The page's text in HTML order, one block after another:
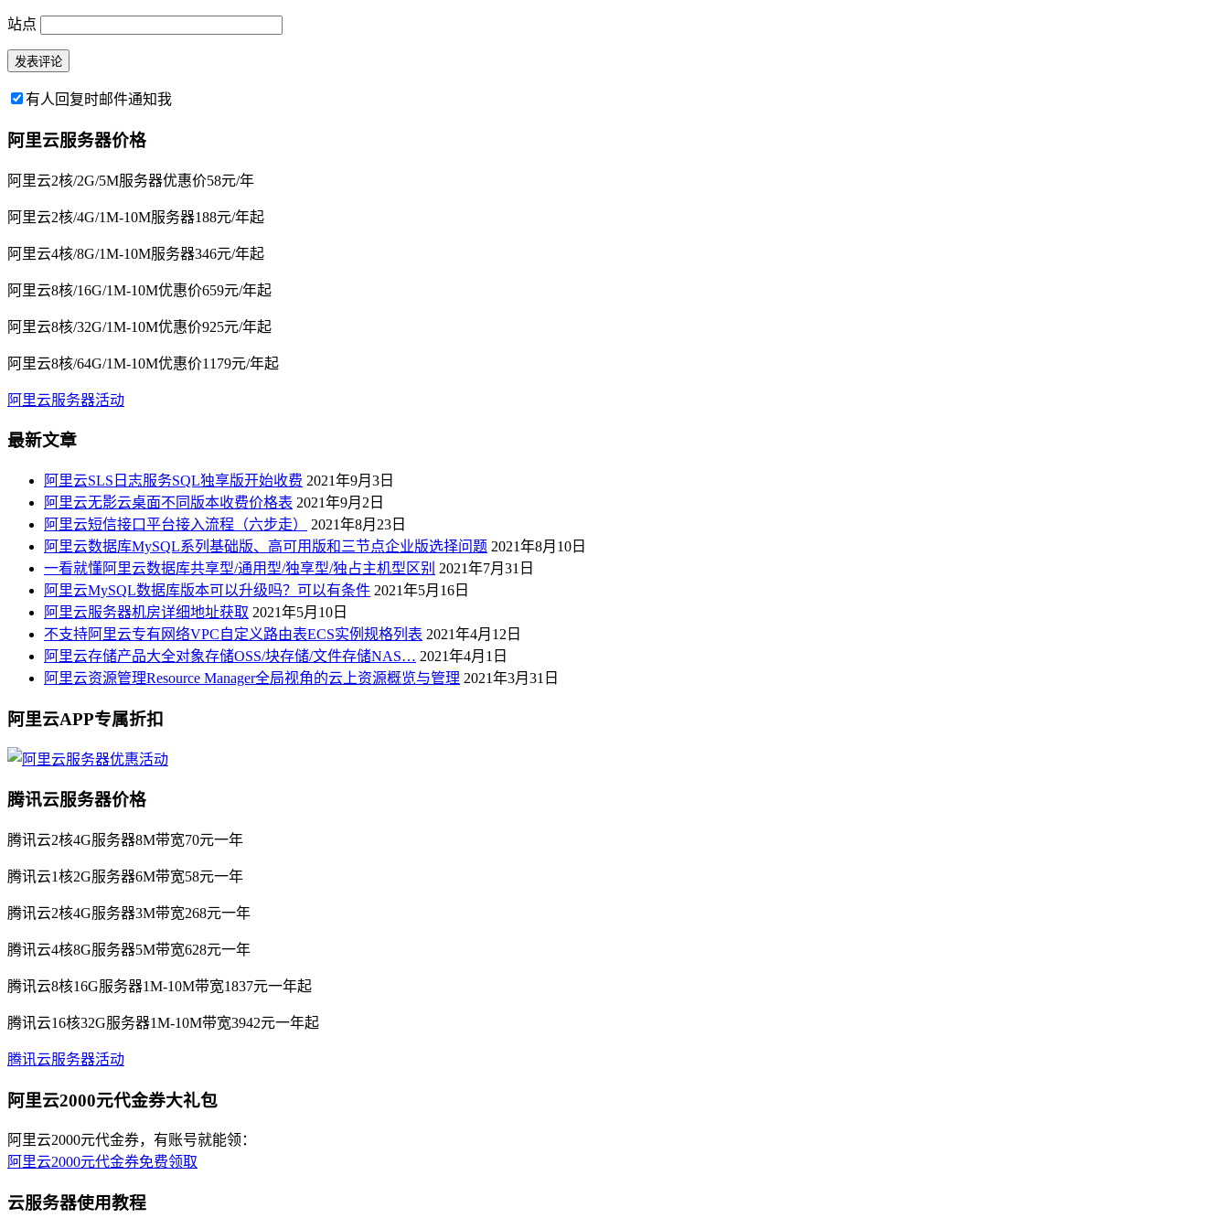
站点
有人回复时邮件通知我
阿里云服务器价格
阿里云2核/2G/5M服务器优惠价58元/年
阿里云2核/4G/1M-10M服务器188元/年起
阿里云4核/8G/1M-10M服务器346元/年起
阿里云8核/16G/1M-10M优惠价659元/年起
阿里云8核/32G/1M-10M优惠价925元/年起
阿里云8核/64G/1M-10M优惠价1179元/年起
阿里云服务器活动
最新文章
阿里云SLS日志服务SQL独享版开始收费 2021年9月3日
阿里云无影云桌面不同版本收费价格表 2021年9月2日
阿里云短信接口平台接入流程（六步走）
2021年8月23日
阿里云数据库MySQL系列基础版、高可用版和三节点企业版选择问题 2021年8月10日
一看就懂阿里云数据库共享型/通用型/独享型/独占主机型区别 2021年7月31日
阿里云MySQL数据库版本可以升级吗？可以有条件 2021年5月16日
阿里云服务器机房详细地址获取 2021年5月10日
不支持阿里云专有网络VPC自定义路由表ECS实例规格列表 2021年4月12日
阿里云存储产品大全对象存储OSS/块存储/文件存储NAS… 2021年4月1日
阿里云资源管理Resource Manager全局视角的云上资源概览与管理 2021年3月31日
阿里云APP专属折扣
腾讯云服务器价格
腾讯云2核4G服务器8M带宽70元一年
腾讯云1核2G服务器6M带宽58元一年
腾讯云2核4G服务器3M带宽268元一年
腾讯云4核8G服务器5M带宽628元一年
腾讯云8核16G服务器1M-10M带宽1837元一年起
腾讯云16核32G服务器1M-10M带宽3942元一年起
腾讯云服务器活动
阿里云2000元代金券大礼包
阿里云2000元代金券，有账号就能领：
阿里云2000元代金券免费领取
云服务器使用教程